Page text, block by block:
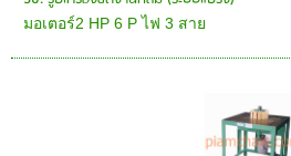
มอเตอร์2 HP 6 P ไฟ 3 สาย